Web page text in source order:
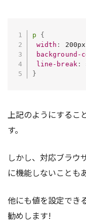
p
{
width : 200px
background-
line-break :
}
上記のようにするこ
す。
しかし、対応ブラウ
に機能しないことも
他にも値を設定でき
勧めします!